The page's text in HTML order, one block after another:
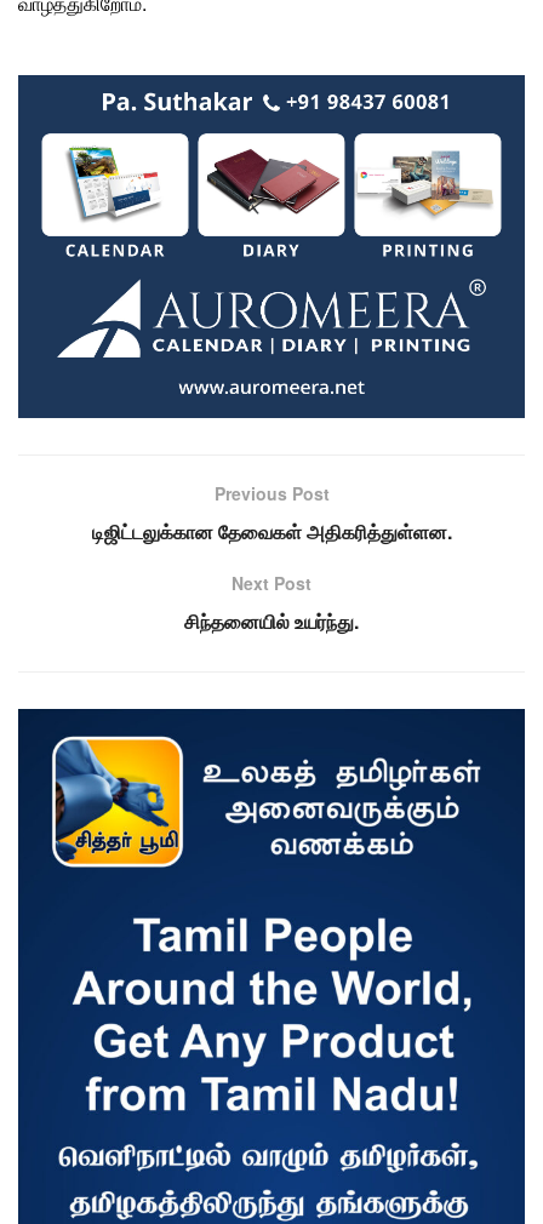
Previous Post
டிஜிட்டலுக்கான தேவைகள் அதிகரித்துள்ளன.
Next Post
சிந்தனையில் உயர்ந்து.